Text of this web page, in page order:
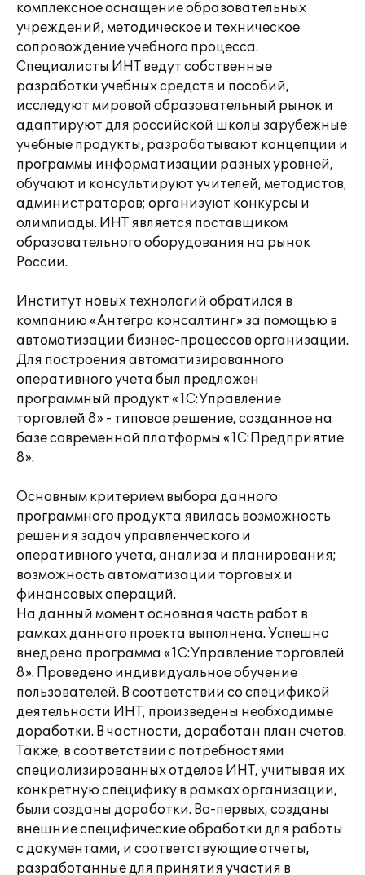
комплексное оснащение образовательных
учреждений, методическое и техническое
сопровождение учебного процесса.
Специалисты ИНТ ведут собственные
разработки учебных средств и пособий,
исследуют мировой образовательный рынок и
адаптируют для российской школы зарубежные
учебные продукты, разрабатывают концепции и
программы информатизации разных уровней,
обучают и консультируют учителей, методистов,
администраторов; организуют конкурсы и
олимпиады. ИНТ является поставщиком
образовательного оборудования на рынок
России.
Институт новых технологий обратился в
компанию «Антегра консалтинг» за помощью в
автоматизации бизнес-процессов организации.
Для построения автоматизированного
оперативного учета был предложен
программный продукт «1С:Управление
торговлей 8» - типовое решение, созданное на
базе современной платформы «1С:Предприятие
8».
Основным критерием выбора данного
программного продукта явилась возможность
решения задач управленческого и
оперативного учета, анализа и планирования;
возможность автоматизации торговых и
финансовых операций.
На данный момент основная часть работ в
рамках данного проекта выполнена. Успешно
внедрена программа «1С:Управление торговлей
8». Проведено индивидуальное обучение
пользователей. В соответствии со спецификой
деятельности ИНТ, произведены необходимые
доработки. В частности, доработан план счетов.
Также, в соответствии с потребностями
специализированных отделов ИНТ, учитывая их
конкретную специфику в рамках организации,
были созданы доработки. Во-первых, созданы
внешние специфические обработки для работы
с документами, и соответствующие отчеты,
разработанные для принятия участия в